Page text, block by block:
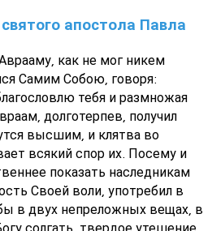
апостола Павла
как не мог никем
Самим Собою, говоря:
тебя и размножая
долготерпев, получил
высшим, и клятва во
всякий спор их. Посему и
показать наследникам
Своей воли, употребил в
в двух непреложных вещах, в